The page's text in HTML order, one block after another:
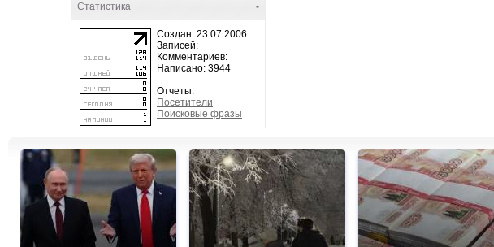
-
Статистика
Создан: 23.07.2006
Записей:
Комментариев:
Написано: 3944
Отчеты:
Посетители
Поисковые фразы